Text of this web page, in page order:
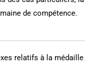
de compétence.
relatifs à la